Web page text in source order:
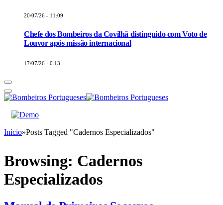
20/07/26 - 11:09
Chefe dos Bombeiros da Covilhã distinguido com Voto de
Louvor após missão internacional
17/07/26 - 0:13
Início»Posts Tagged "Cadernos Especializados"
Browsing: Cadernos
Especializados